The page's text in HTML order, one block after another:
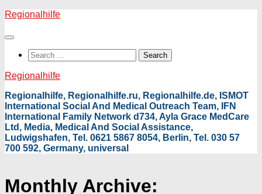
Skip
content
Regionalhilfe
Search
for:
Regionalhilfe
Regionalhilfe, Regionalhilfe.ru, Regionalhilfe.de, ISMOT
International Social And Medical Outreach Team, IFN
International Family Network d734, Ayla Grace MedCare
Ltd, Media, Medical And Social Assistance,
Ludwigshafen, Tel. 0621 5867 8054, Berlin, Tel. 030 57
700 592, Germany, universal
Monthly Archive: